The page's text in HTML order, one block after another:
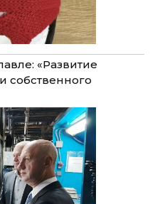
«Развитие
собственного